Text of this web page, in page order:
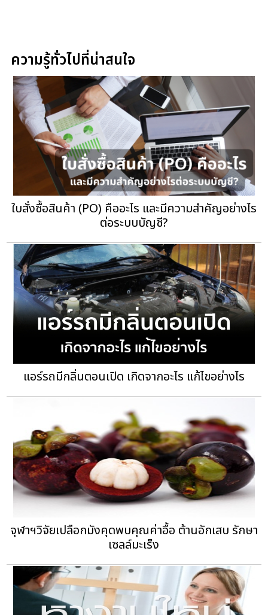
ความรู้ทั่วไปที่น่าสนใจ
ใบสั่งซื้อสินค้า (PO) คืออะไร และมีความสำคัญอย่างไร
ต่อระบบบัญชี?
แอร์รถมีกลิ่นตอนเปิด เกิดจากอะไร แก้ไขอย่างไร
จุฬาฯวิจัยเปลือกมังคุดพบคุณค่าอื้อ ต้านอักเสบ รักษา
เซลล์มะเร็ง